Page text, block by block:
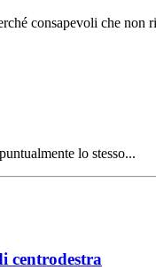
consapevoli che non
lo stesso...
centrodestra